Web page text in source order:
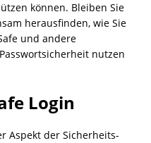
können. Bleiben Sie
herausfinden, wie Sie
und andere
nutzen
Login
Aspekt der Sicherheits-